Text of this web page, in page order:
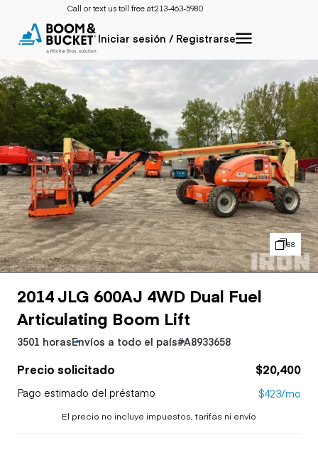
Call or text us toll free at:213-463-5980
Iniciar sesión / Registrarse
88
2014 JLG 600AJ 4WD Dual Fuel
Articulating Boom Lift
3501 horasEnvíos a todo el país#A8933658
Precio solicitado $20,400
Pago estimado del préstamo $423/mo
El precio no incluye impuestos, tarifas ni envío